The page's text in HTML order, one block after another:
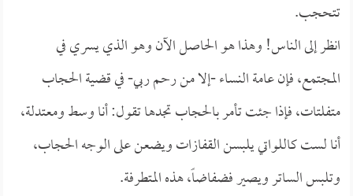
تتحجب.
انظر إلى الناس! وهذا هو الحاصل الآن وهو الذي يسري في
المجتمع، فإن عامة النساء -إلا من رحم ربي- في قضية الحجاب
متفلتات، فإذا جئت تأمر بالحجاب تجدها تقول: أنا وسط ومعتدلة،
أنا لست كاللواتي يلبسن القفازات ويضعن على الوجه الحجاب،
وتلبس الساتر ويصير فضفاضاً، هذه المتطرفة.